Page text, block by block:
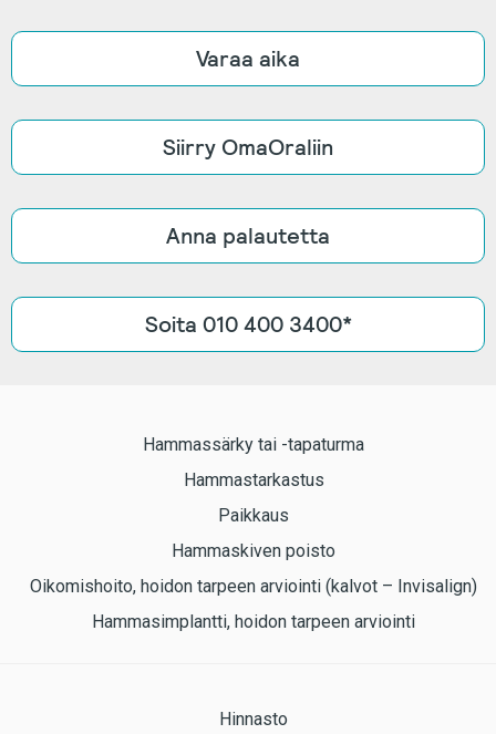
Varaa aika
Siirry OmaOraliin
Anna palautetta
Soita 010 400 3400*
Hammassärky tai -tapaturma
Hammastarkastus
Paikkaus
Hammaskiven poisto
Oikomishoito, hoidon tarpeen arviointi (kalvot – Invisalign)
Hammasimplantti, hoidon tarpeen arviointi
Hinnasto